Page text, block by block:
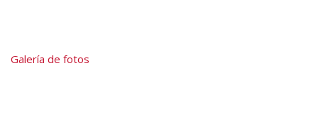
Galería de fotos